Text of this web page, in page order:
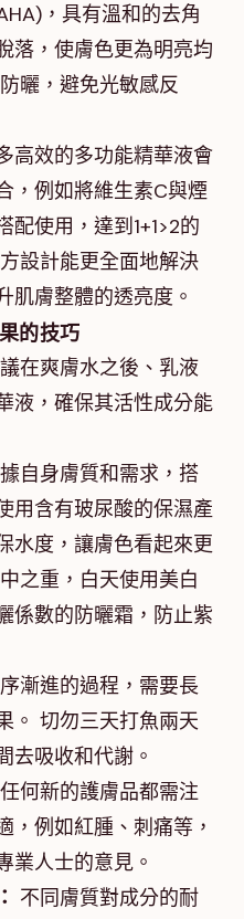
，具有溫和的去角
落，使膚色更為明亮均
曬，避免光敏感反
高效的多功能精華液會
，例如將維生素C與煙
使用，達到1+1>2的
設計能更全面地解決
肌膚整體的透亮度。
的技巧
在爽膚水之後、乳液
液，確保其活性成分能
自身膚質和需求，搭
用含有玻尿酸的保濕產
水度，讓膚色看起來更
之重，白天使用美白
係數的防曬霜，防止紫
漸進的過程，需要長
。 切勿三天打魚兩天
去吸收和代謝。
何新的護膚品都需注
，例如紅腫、刺痛等，
業人士的意見。
不同膚質對成分的耐